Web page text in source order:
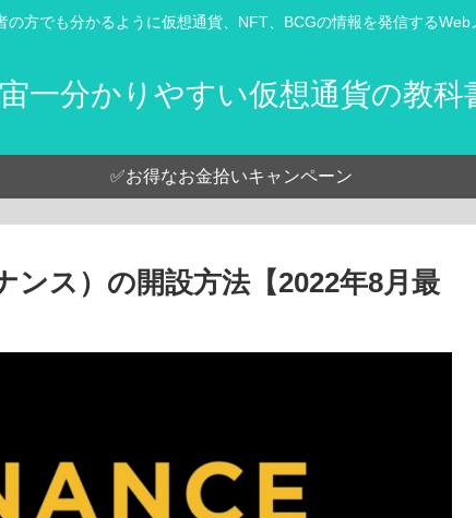
の方でも分かるように仮想通貨、NFT、BCGの情報を発信するWeb
一分かりやすい仮想通貨の教科
✅お得なお金拾いキャンペーン
ンス）の開設方法【2022年8月最